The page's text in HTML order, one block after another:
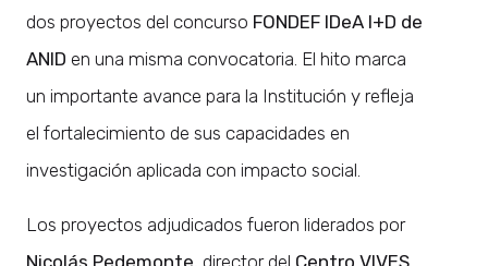
dos proyectos del concurso FONDEF IDeA I+D de
ANID en una misma convocatoria. El hito marca
un importante avance para la Institución y refleja
el fortalecimiento de sus capacidades en
investigación aplicada con impacto social.
Los proyectos adjudicados fueron liderados por
Nicolás Pedemonte, director del Centro VIVES